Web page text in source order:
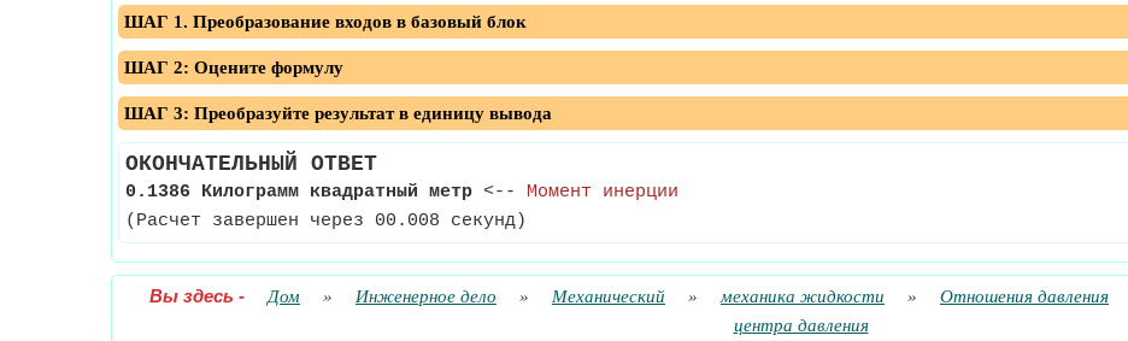
ШАГ 1. Преобразование входов в базовый блок
ШАГ 2: Оцените формулу
ШАГ 3: Преобразуйте результат в единицу вывода
ОКОНЧАТЕЛЬНЫЙ ОТВЕТ
0.1386 Килограмм квадратный метр <-- Момент инерции
(Расчет завершен через 00.008 секунд)
Вы здесь - Дом » Инженерное дело » Механический » механика жидкости » Отношения давления
центра давления